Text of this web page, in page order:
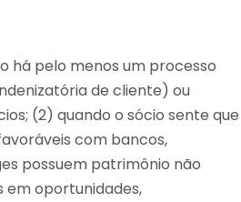
há pelo menos um processo
de cliente) ou
(2) quando o sócio sente que
com bancos,
possuem patrimônio não
em oportunidades,